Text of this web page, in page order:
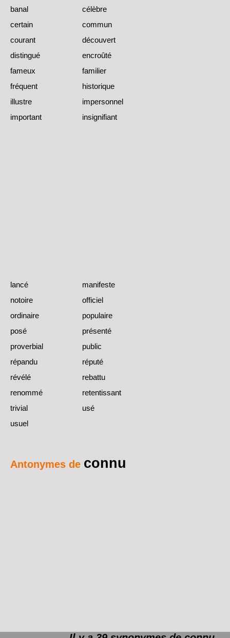
banal
célèbre
certain
commun
courant
découvert
distingué
encroûté
fameux
familier
fréquent
historique
illustre
impersonnel
important
insignifiant
lancé
manifeste
notoire
officiel
ordinaire
populaire
posé
présenté
proverbial
public
répandu
réputé
révélé
rebattu
renommé
retentissant
trivial
usé
usuel
Antonymes de connu